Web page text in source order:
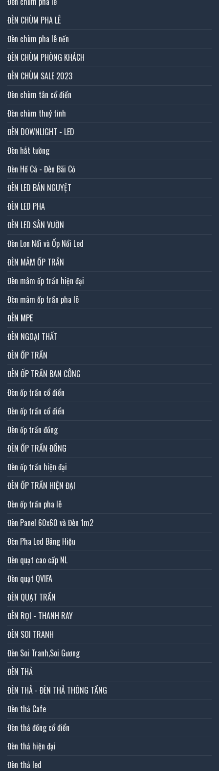
ĐÈN CHÙM PHA LÊ
Đèn chùm pha lê nến
ĐÈN CHÙM PHÒNG KHÁCH
ĐÈN CHÙM SALE 2023
Đèn chùm tân cổ điển
Đèn chùm thuỷ tinh
ĐÈN DOWNLIGHT - LED
Đèn hắt tường
Đèn Hồ Cá - Đèn Bãi Cỏ
ĐÈN LED BÁN NGUYỆT
ĐÈN LED PHA
ĐÈN LED SÂN VƯỜN
Đèn Lon Nổi và Ốp Nổi Led
ĐÈN MÂM ỐP TRẦN
Đèn mâm ốp trần hiện đại
Đèn mâm ốp trần pha lê
ĐÈN MPE
ĐÈN NGOẠI THẤT
ĐÈN ỐP TRẦN
ĐÈN ỐP TRẦN BAN CÔNG
Đèn ốp trần cổ điển
Đèn ốp trần cổ điển
Đèn ốp trần đồng
ĐÈN ỐP TRẦN ĐỒNG
Đèn ốp trần hiện đại
ĐÈN ỐP TRẦN HIỆN ĐẠI
Đèn ốp trần pha lê
Đèn Panel 60x60 và Đèn 1m2
Đèn Pha Led Bảng Hiệu
Đèn quạt cao cấp NL
Đèn quạt QVIFA
ĐÈN QUẠT TRẦN
ĐÈN RỌI - THANH RAY
ĐÈN SOI TRANH
Đèn Soi Tranh,Soi Gương
ĐÈN THẢ
ĐÈN THẢ - ĐÈN THẢ THÔNG TẦNG
Đèn thả Cafe
Đèn thả đồng cổ điển
Đèn thả hiện đại
Đèn thả led